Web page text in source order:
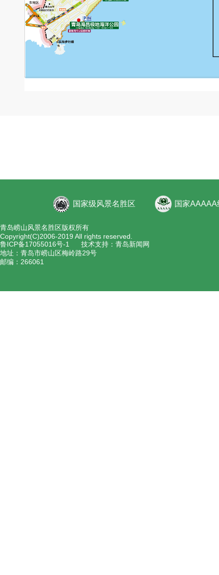
国家级风景名胜区 国家
青岛崂山风景名胜区版权所有
Copyright(C)2006-2019 All rights reserved.
鲁ICP备17055016号-1
技术支持：青岛新闻网
地址：青岛市崂山区梅岭路29号
邮编：266061